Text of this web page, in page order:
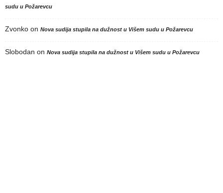
sudu u Požarevcu
Zvonko on Nova sudija stupila na dužnost u Višem sudu u Požarevcu
Slobodan on Nova sudija stupila na dužnost u Višem sudu u Požarevcu